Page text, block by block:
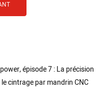
épisode 7 : La précision
cintrage par mandrin CNC